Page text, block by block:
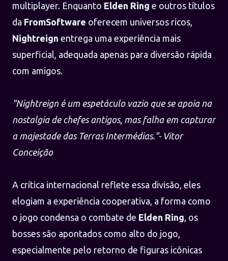
multiplayer. Enquanto Elden Ring e outros títulos
da FromSoftware oferecem universos ricos,
Nightreign entrega uma experiência mais
superficial, adequada apenas para diversão rápida
com amigos.
"Nightreign é um espetáculo vazio que se apoia na
nostalgia de chefes antigos, mas falha em capturar
a majestade das Terras Intermédias."- Vitor
Conceição
A crítica internacional reflete essa divisão, eles
elogiam a experiência cooperativa, a forma como
o jogo condensa o combate de Elden Ring, os
bosses são apontados como alto do jogo,
especialmente pelo retorno de figuras icônicas